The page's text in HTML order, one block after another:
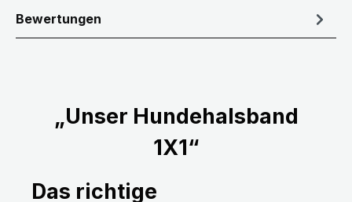
Bewertungen
„Unser Hundehalsband
1X1“
Das richtige